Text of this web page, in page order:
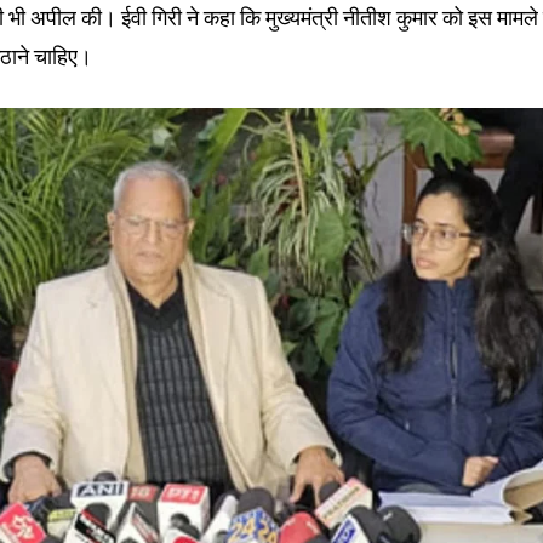
address on our website or click
is safe with us.
32,214
Followers
अपील की। ईवी गिरी ने कहा कि मुख्यमंत्री नीतीश कुमार को इस
चाहिए।